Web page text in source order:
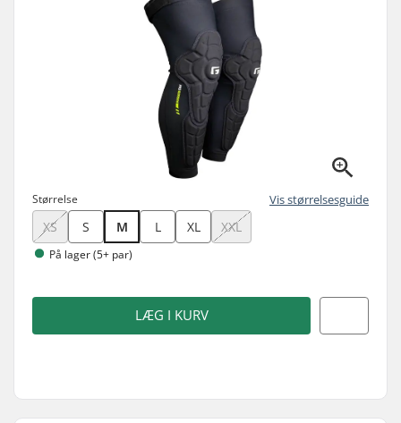
Størrelse Vis størrelsesguide
XS S M L XL XXL
På lager (5+ par)
LÆG I KURV